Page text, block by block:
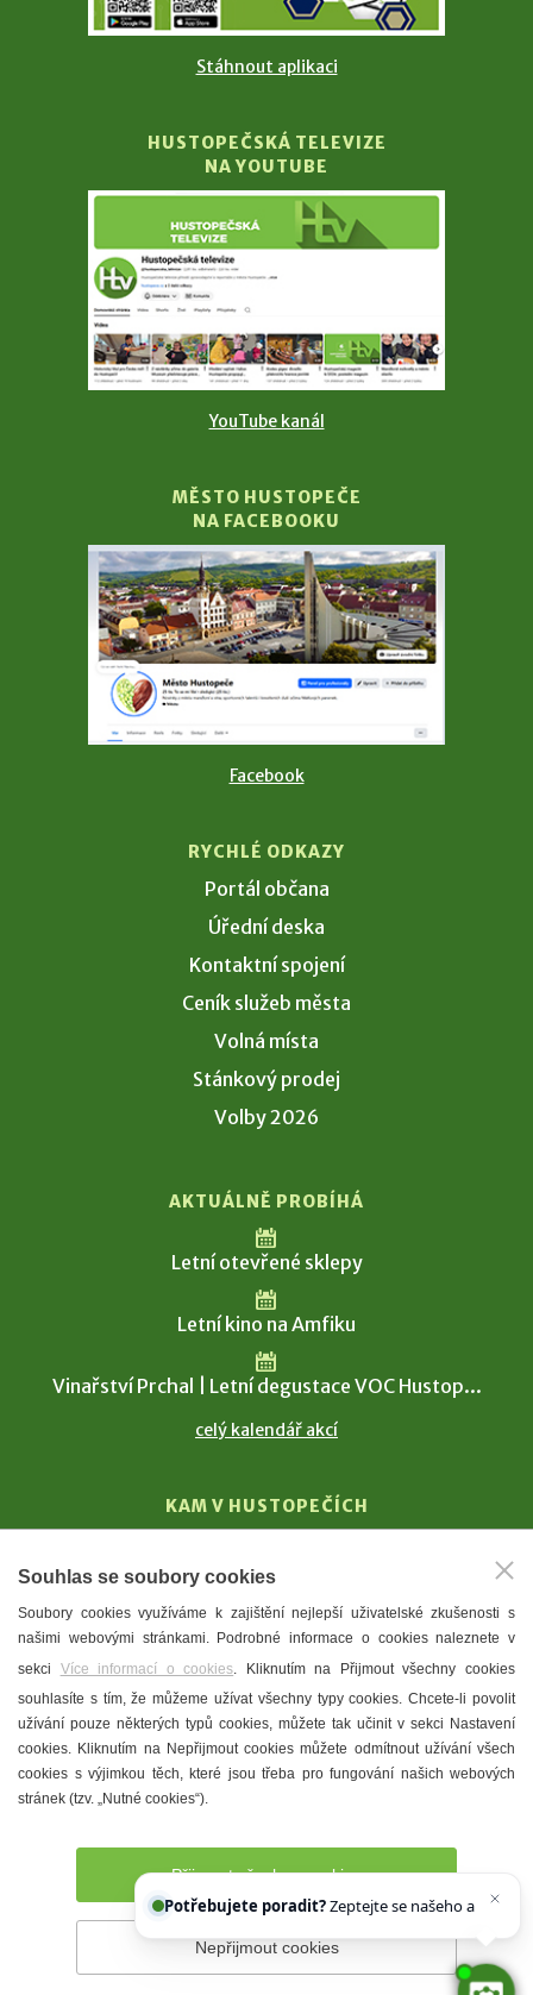
Stáhnout aplikaci
HUSTOPEČSKÁ TELEVIZE
NA YOUTUBE
YouTube kanál
MĚSTO HUSTOPEČE
NA FACEBOOKU
Facebook
RYCHLÉ ODKAZY
Portál občana
Úřední deska
Kontaktní spojení
Ceník služeb města
Volná místa
Stánkový prodej
Volby 2026
AKTUÁLNĚ PROBÍHÁ
Letní otevřené sklepy
Letní kino na Amfiku
Vinařství Prchal | Letní degustace VOC Hustop...
celý kalendář akcí
KAM V HUSTOPEČÍCH
T. G. Masaryk
Mandloně
Ubytování
Restaurace
Městské muzeum a galerie
Denní meníčka
Prohlášení o přístupnosti Správce webu
Souhlas se soubory cookies
Soubory cookies využíváme k zajištění nejlepší uživatelské zkušenosti s
našimi webovými stránkami. Podrobné informace o cookies naleznete v
sekci Více informací o cookies. Kliknutím na Přijmout všechny cookies
souhlasíte s tím, že můžeme užívat všechny typy cookies. Chcete-li povolit
užívání pouze některých typů cookies, můžete tak učinit v sekci Nastavení
cookies. Kliknutím na Nepřijmout cookies můžete odmítnout užívání všech
cookies s výjimkou těch, které jsou třeba pro fungování našich webových
stránek (tzv. „Nutné cookies“).
Přijmout všechny cookies
Nepřijmout cookies
Potřebujete poradit?Zeptejte se našeho asistenta